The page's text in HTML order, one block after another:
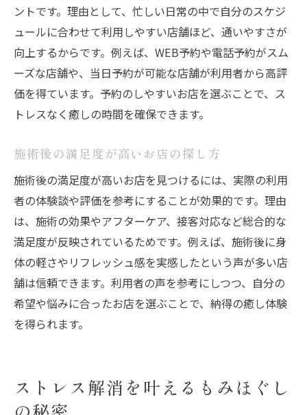
ントです。理由として、忙しい日常の中で自分のスケジ
ュールに合わせて利用しやすい店舗ほど、通いやすさが
向上するからです。例えば、WEB予約や電話予約がスム
ーズな店舗や、当日予約が可能な店舗が利用者から高評
価を得ています。予約のしやすいお店を選ぶことで、ス
トレスなく癒しの時間を確保できます。
施術後の満足度が高いお店の探し方
施術後の満足度が高いお店を見つけるには、実際の利用
者の体験談や評価を参考にすることが効果的です。理由
は、施術の効果やアフターケア、接客対応など総合的な
満足度が反映されているためです。例えば、施術後に身
体の軽さやリフレッシュ感を実感したという声が多い店
舗は信頼できます。利用者の声を参考にしつつ、自分の
希望や悩みに合ったお店を選ぶことで、納得の癒し体験
を得られます。
ストレス解消を叶えるもみほぐし